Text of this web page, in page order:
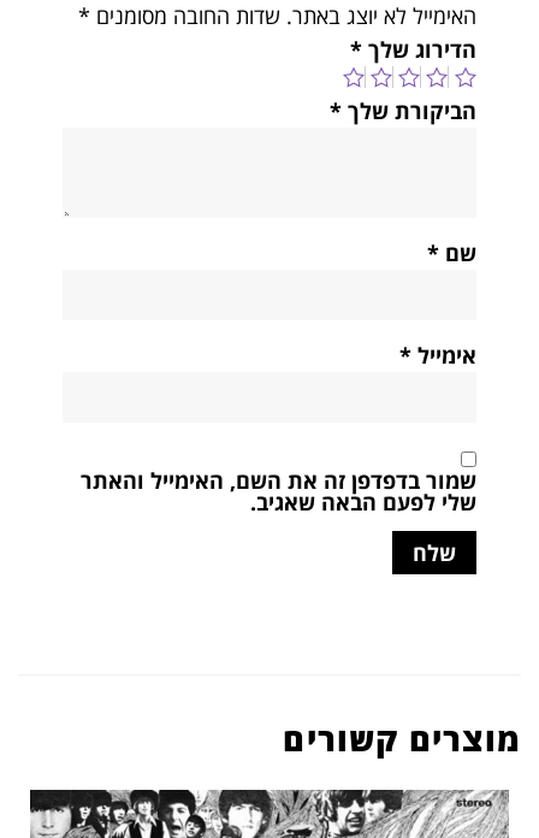
האימייל לא יוצג באתר. שדות החובה מסומנים *
הדירוג שלך *
הביקורת שלך *
שם *
אימייל *
שמור בדפדפן זה את השם, האימייל והאתר
שלי לפעם הבאה שאגיב.
מוצרים קשורים